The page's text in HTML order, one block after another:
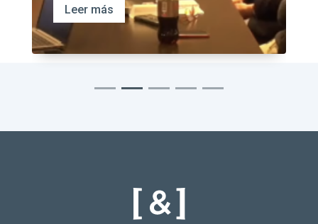
Leer más